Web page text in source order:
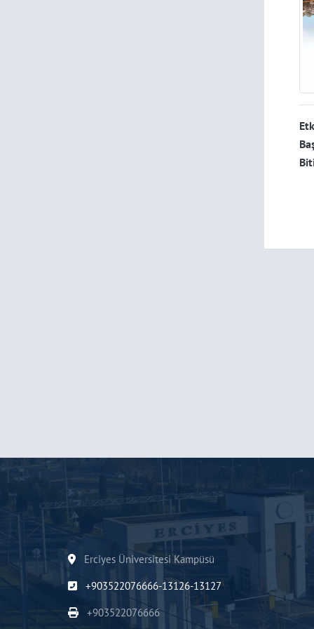
Erciyes Üniversitesi Kampüsü
+903522076666-13126-13127
+903522076666